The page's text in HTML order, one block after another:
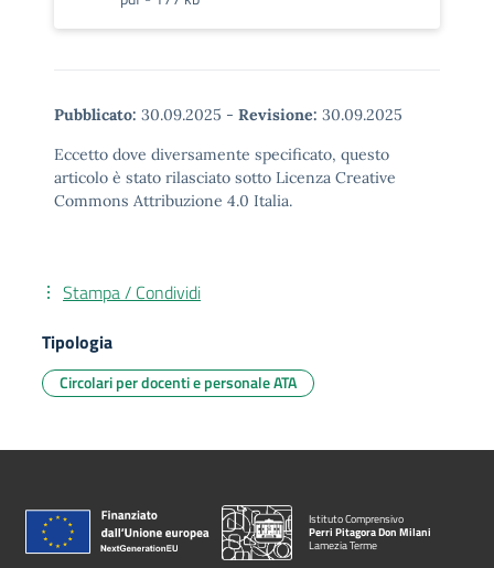
Pubblicato: 30.09.2025 - Revisione: 30.09.2025
Eccetto dove diversamente specificato, questo
articolo è stato rilasciato sotto Licenza Creative
Commons Attribuzione 4.0 Italia.
Stampa / Condividi
Tipologia
Circolari per docenti e personale ATA
Istituto Comprensivo
Perri Pitagora Don Milani
Lamezia Terme